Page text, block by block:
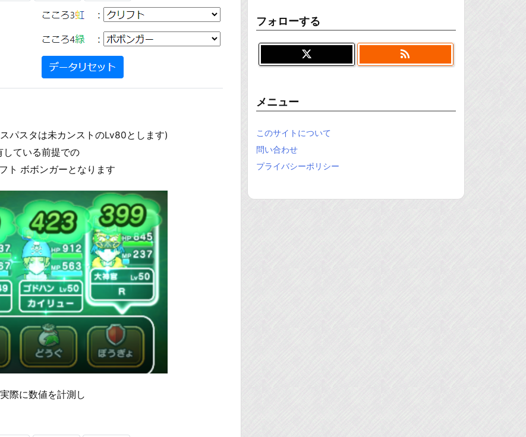
パスタは未カンストのLv80とします)
している前提での
ト ボボンガーとなります
際に数値を計測し
フォローする

メニュー
このサイトについて
問い合わせ
プライバシーポリシー